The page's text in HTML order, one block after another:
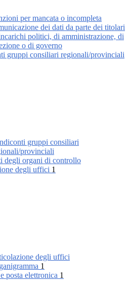
per mancata o incompleta
dei dati da parte dei titolari
politici, di amministrazione, di
o di governo
gruppi consiliari regionali/provinciali
gruppi consiliari
provinciali
degli organi di controllo
degli uffici 1
degli uffici
1
posta elettronica 1